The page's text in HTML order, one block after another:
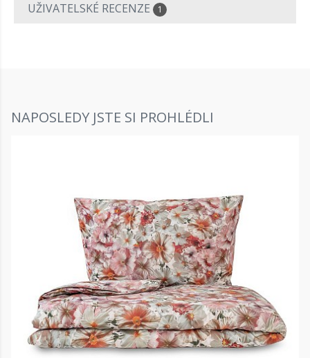
UŽIVATELSKÉ RECENZE 1
NAPOSLEDY JSTE SI PROHLÉDLI